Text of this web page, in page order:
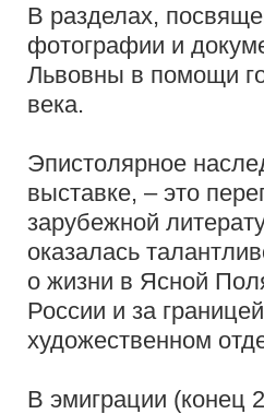
В разделах,
фотографии и
Львовны в помощи
века.
Эпистолярное
выставке, – это
зарубежной
оказалась
о жизни в Ясной
России и за
художественном
В эмиграции (конец